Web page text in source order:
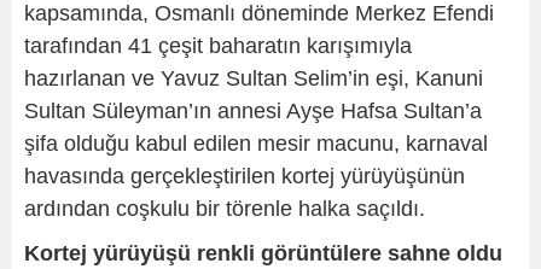
kapsamında, Osmanlı döneminde Merkez Efendi
tarafından 41 çeşit baharatın karışımıyla
hazırlanan ve Yavuz Sultan Selim’in eşi, Kanuni
Sultan Süleyman’ın annesi Ayşe Hafsa Sultan’a
şifa olduğu kabul edilen mesir macunu, karnaval
havasında gerçekleştirilen kortej yürüyüşünün
ardından coşkulu bir törenle halka saçıldı.
Kortej yürüyüşü renkli görüntülere sahne oldu